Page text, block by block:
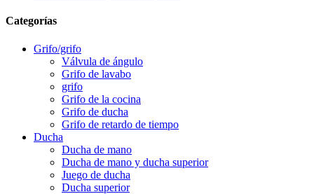
Categorías
Grifo/grifo
Válvula de ángulo
Grifo de lavabo
grifo
Grifo de la cocina
Grifo de ducha
Grifo de retardo de tiempo
Ducha
Ducha de mano
Ducha de mano y ducha superior
Juego de ducha
Ducha superior